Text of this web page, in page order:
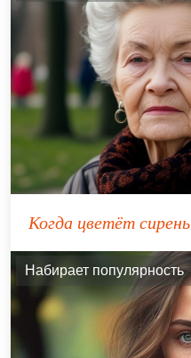
Когда цветёт сирень
Набирает популярность